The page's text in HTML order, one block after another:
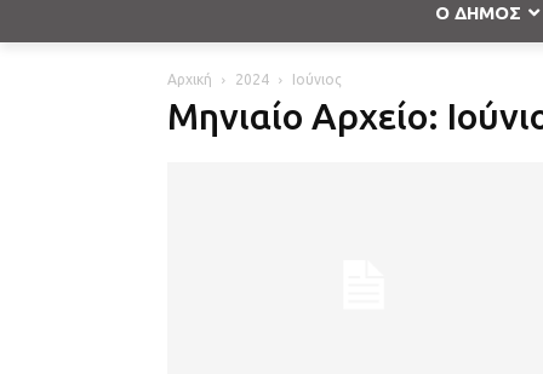
Ο ΔΗΜΟΣ
Αρχική 2024 Ιούνιος
Μηνιαίο Αρχείο: